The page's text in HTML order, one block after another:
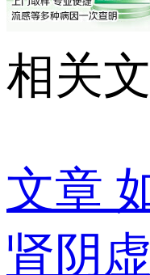
相关
文章
肾阴